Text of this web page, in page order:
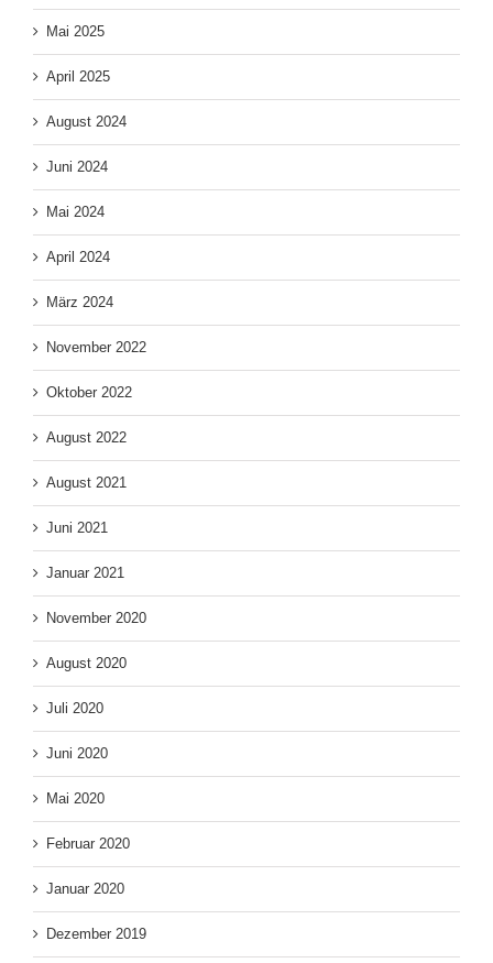
Mai 2025
April 2025
August 2024
Juni 2024
Mai 2024
April 2024
März 2024
November 2022
Oktober 2022
August 2022
August 2021
Juni 2021
Januar 2021
November 2020
August 2020
Juli 2020
Juni 2020
Mai 2020
Februar 2020
Januar 2020
Dezember 2019